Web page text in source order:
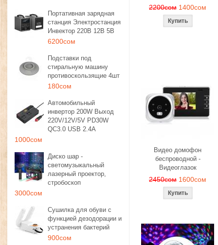
Портативная зарядная
станция Электростанция
Инвектор 220В 12В 5В
6200сом
Подставки под
стиральную машину
противоскользящие 4шт
180сом
Автомобильный
инвертор 200W Выход
220V/12V/5V PD30W
QC3.0 USB 2.4A
1000сом
Диско шар -
светомузыкальный
лазерный проектор,
стробоскоп
3000сом
Сушилка для обуви с
функцией дезодорации и
устранения бактерий
900сом
2200сом 1400сом
Видео домофон
беспроводной -
Видеоглазок
2450сом 1600сом